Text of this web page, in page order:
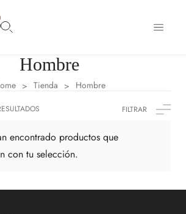
Hombre
> Tienda > Hombre
FILTRAR
encontrado productos que
con tu selección.